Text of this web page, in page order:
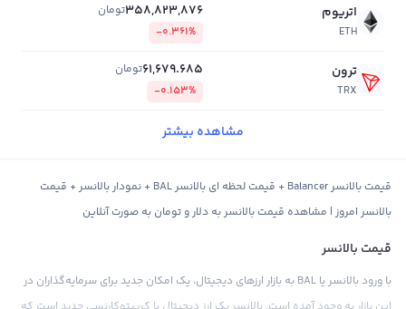
اتریوم
ETH
358,823,876تومان
-0.361%
ترون
TRX
61,679.685تومان
-0.153%
مشاهده بیشتر
قیمت بالانسر Balancer + قیمت لحظه ای بالانسر BAL + نمودار بالانسر + قیمت
بالانسر امروز | مشاهده قیمت بالانسر به دلار و تومان به صورت آنلاین
قیمت بالانسر
با ورود بالانسر یا BAL به بازار ارزهای دیجیتال، یک امکان جدید برای سرمایه‌گذاران در